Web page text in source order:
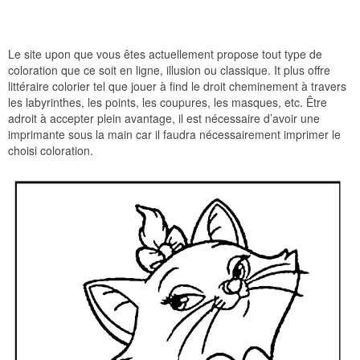
Le site upon que vous êtes actuellement propose tout type de
coloration que ce soit en ligne, illusion ou classique. It plus offre
littéraire colorier tel que jouer à find le droit cheminement à travers
les labyrinthes, les points, les coupures, les masques, etc. Être
adroit à accepter plein avantage, il est nécessaire d’avoir une
imprimante sous la main car il faudra nécessairement imprimer le
choisi coloration.